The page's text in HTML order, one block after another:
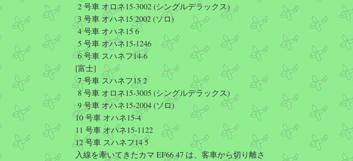
2 号車 オロネ15-3002 (シングルデラックス)
3 号車 オハネ15 2002 (ソロ)
4 号車 オハネ15 6
5 号車 オハネ15-1246
6 号車 スハネフ14-6
[富士]
7 号車 スハネフ15 2
8 号車 オロネ15-3005 (シングルデラックス)
9 号車 オハネ15-2004 (ソロ)
10 号車 オハネ15-4
11 号車 オハネ15-1122
12 号車 スハネフ14 5
入線を牽いてきたカマ EF66 47 は、客車から切り離さ